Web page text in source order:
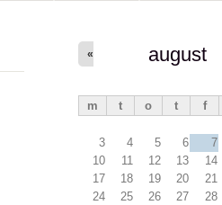
august
«
m t o t f
3
4 5 6 7
10
11 12 13 14
17
18 19 20 21
24
25 26 27 28